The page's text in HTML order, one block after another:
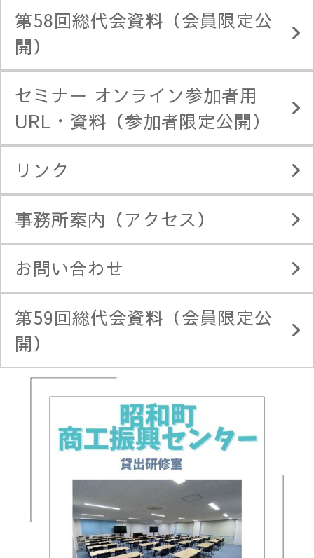
第58回総代会資料（会員限定公
開）
セミナー オンライン参加者用
URL・資料（参加者限定公開）
リンク
事務所案内（アクセス）
お問い合わせ
第59回総代会資料（会員限定公
開）